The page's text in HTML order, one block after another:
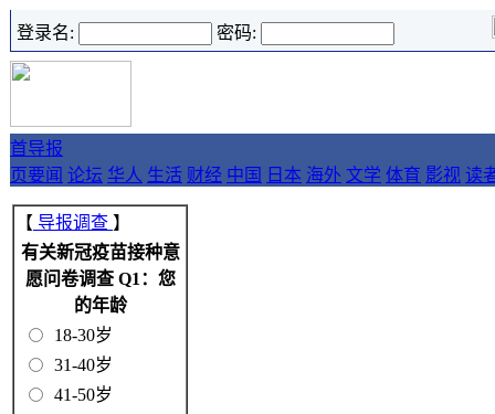
登录名: 密码:
首
页
导报
要闻 论坛 华人 生活 财经 中国 日本 海外 文学 体育 影视 读
【 导报调查 】
有关新冠疫苗接种意
愿问卷调查 Q1：您
的年龄
18-30岁
31-40岁
41-50岁